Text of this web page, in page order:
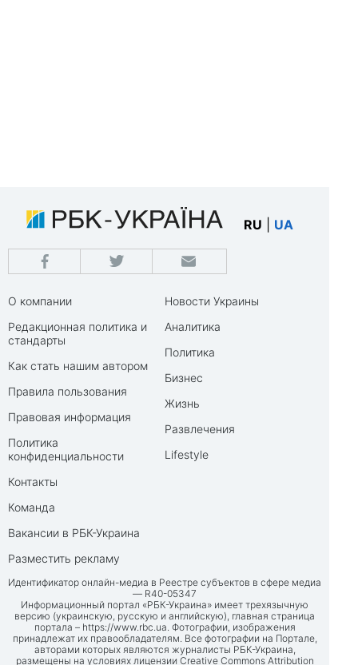
RU UA
О компании
Редакционная политика и
стандарты
Как стать нашим автором
Правила пользования
Правовая информация
Политика
конфиденциальности
Контакты
Команда
Вакансии в РБК-Украина
Разместить рекламу
Новости Украины
Аналитика
Политика
Бизнес
Жизнь
Развлечения
Lifestyle
Идентификатор онлайн-медиа в Реестре субъектов в сфере медиа
— R40-05347
Информационный портал «РБК-Украина» имеет трехязычную
версию (украинскую, русскую и английскую), главная страница
портала – https://www.rbc.ua . Фотографии, изображения
принадлежат их правообладателям. Все фотографии на Портале,
авторами которых являются журналисты РБК-Украина,
размещены на условиях лицензии Creative Commons Attribution